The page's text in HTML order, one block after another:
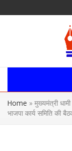
Home » मुख्यमंत्री
भाजपा कार्य समिति की